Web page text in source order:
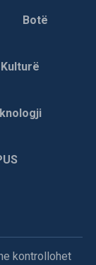
Botë
Kulturë
kontrollohet